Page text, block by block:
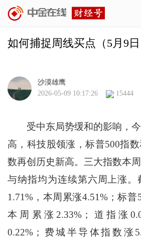
如何捕捉周线买点（5月9日
沙漠雄鹰
2026-05-09 10:17:26
15444
受中东局势缓和的影响，今
高，科技股领涨，标普500指
数再创历史新高。三大指数本
与纳指均为连续第六周上涨。
1.71%，本周累涨4.51%；标普
本周累涨2.33%；道指涨
0.22%；费城半导体指数涨